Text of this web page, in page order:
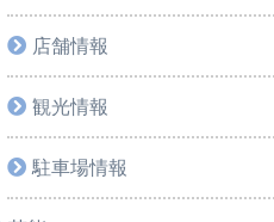
店舗情報
観光情報
駐車場情報